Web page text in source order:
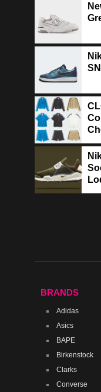
BRANDS
Adidas
Asics
BAPE
Birkenstock
Clarks
Converse